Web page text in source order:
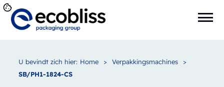
U bevindt zich hier: Home > Verpakkingsmachines
>
SB/PH1-1824-CS